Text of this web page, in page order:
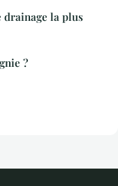
drainage la plus
?